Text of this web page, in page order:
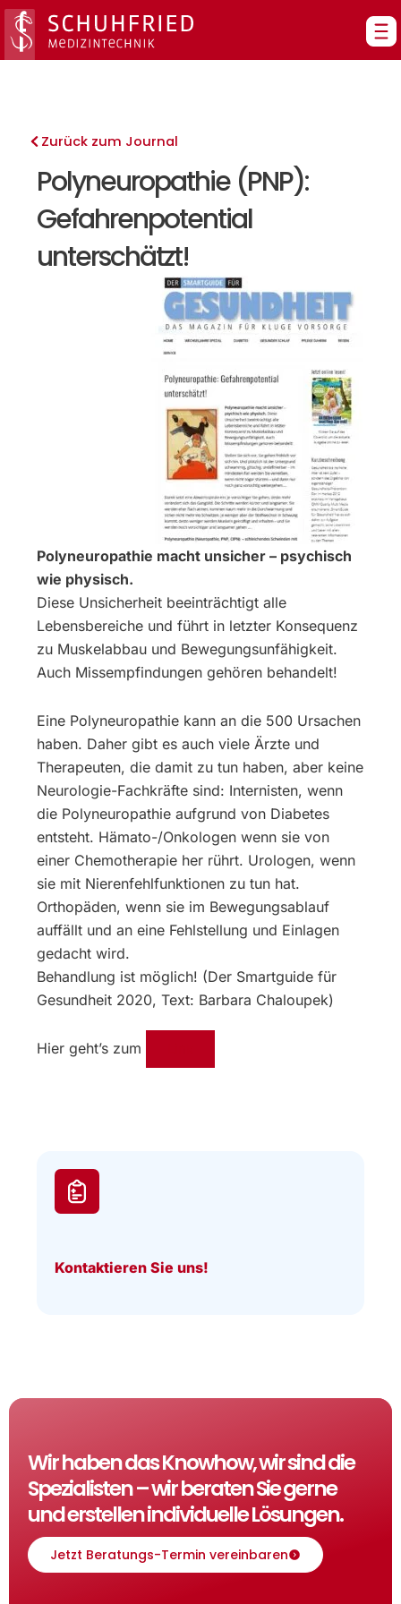
Zum
Inhalt
springen
Zurück zum Journal
Polyneuropathie (PNP):
Gefahrenpotential
unterschätzt!
Polyneuropathie macht unsicher – psychisch
wie physisch.
Diese Unsicherheit beeinträchtigt alle
Lebensbereiche und führt in letzter Konsequenz
zu Muskelabbau und Bewegungsunfähigkeit.
Auch Missempfindungen gehören behandelt!
Eine Polyneuropathie kann an die 500 Ursachen
haben. Daher gibt es auch viele Ärzte und
Therapeuten, die damit zu tun haben, aber keine
Neurologie-Fachkräfte sind: Internisten, wenn
die Polyneuropathie aufgrund von Diabetes
entsteht. Hämato-/Onkologen wenn sie von
einer Chemotherapie her rührt. Urologen, wenn
sie mit Nierenfehlfunktionen zu tun hat.
Orthopäden, wenn sie im Bewegungsablauf
auffällt und an eine Fehlstellung und Einlagen
gedacht wird.
Behandlung ist möglich! (Der Smartguide für
Gesundheit 2020, Text: Barbara Chaloupek)
Hier geht’s zum
Kontaktieren Sie uns!
Wir haben das Knowhow, wir sind die
Spezialisten – wir beraten Sie gerne
und erstellen individuelle Lösungen.
Jetzt Beratungs-Termin vereinbaren